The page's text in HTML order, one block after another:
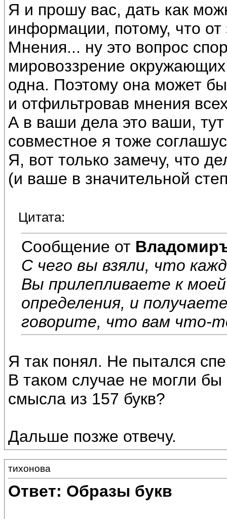
Я и прошу вас, дать как
информации, потому, что от
Мнения... ну это вопрос
мировоззрение
одна. Поэтому она может
и отфильтровав мнения
А в ваши дела это ваши,
совместное я тоже
Я, вот только замечу, что
(и ваше в значительной
Цитата:
Сообщение от
С чего вы взяли, что
Вы прилепливаете к
определения, и
говорите, что вам что-
Я так понял. Не пытался
В таком случае не могли
смысла из 157 букв?
Дальше позже отвечу.
тихонова
Ответ: Образы букв